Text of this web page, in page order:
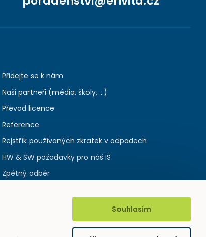
Přidejte se k nám
Naši partneři (média, školy, ...)
Převod licence
Reference
Rejstřík používaných zkratek v odpadech
HW & SW požadavky pro náš IS
Zpětný odběr
Souhlasím